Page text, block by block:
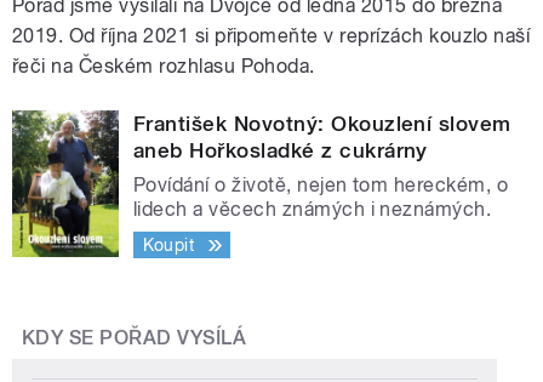
Pořad jsme vysílali na Dvojce od ledna 2015 do března
2019. Od října 2021 si připomeňte v reprízách kouzlo naší
řeči na Českém rozhlasu Pohoda.
František Novotný: Okouzlení slovem
aneb Hořkosladké z cukrárny
Povídání o životě, nejen tom hereckém, o
lidech a věcech známých i neznámých.
Koupit
KDY SE POŘAD VYSÍLÁ